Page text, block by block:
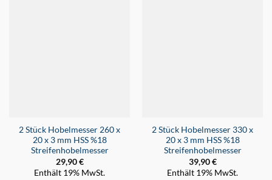
2 Stück Hobelmesser 260 x
20 x 3 mm HSS %18
Streifenhobelmesser
29,90€
Enthält 19% MwSt.
2 Stück Hobelmesser 330 x
20 x 3 mm HSS %18
Streifenhobelmesser
39,90€
Enthält 19% MwSt.